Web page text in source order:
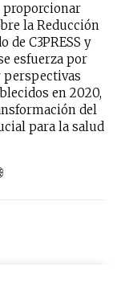
proporcionar
la Reducción
de C3PRESS y
esfuerza por
perspectivas
en 2020,
del
para la salud